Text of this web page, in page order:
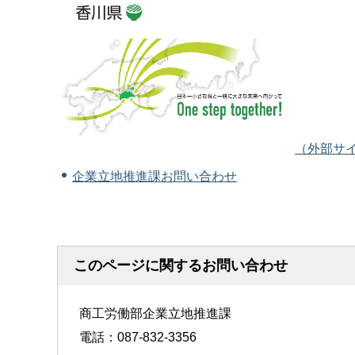
（外部サ
企業立地推進課お問い合わせ
このページに関するお問い合わせ
商工労働部企業立地推進課
電話：087-832-3356